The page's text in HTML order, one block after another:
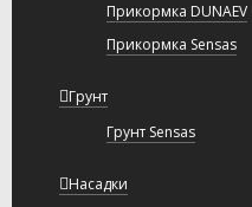
Прикормка DUNAEV
Прикормка Sensas
Грунт
Грунт Sensas
Насадки